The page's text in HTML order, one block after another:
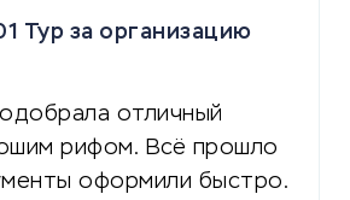
Тур за организацию
отличный
рифом. Всё прошло
оформили быстро.